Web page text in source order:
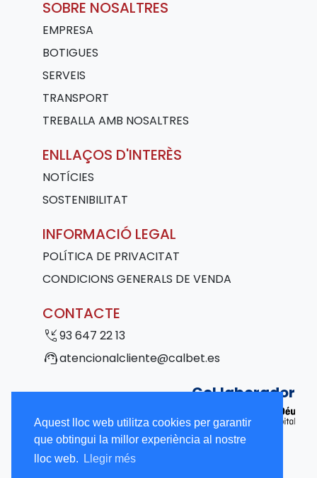
Aquest lloc web utilitza cookies per garantir
que obtingui la millor experiència al nostre
lloc web.
Llegir més
SOBRE NOSALTRES
EMPRESA
BOTIGUES
SERVEIS
TRANSPORT
TREBALLA AMB NOSALTRES
ENLLAÇOS D'INTERÈS
NOTÍCIES
SOSTENIBILITAT
INFORMACIÓ LEGAL
POLÍTICA DE PRIVACITAT
CONDICIONS GENERALS DE VENDA
CONTACTE
phone_callback93 647 22 13
support_agentatencionalcliente@calbet.es
Col·laborador